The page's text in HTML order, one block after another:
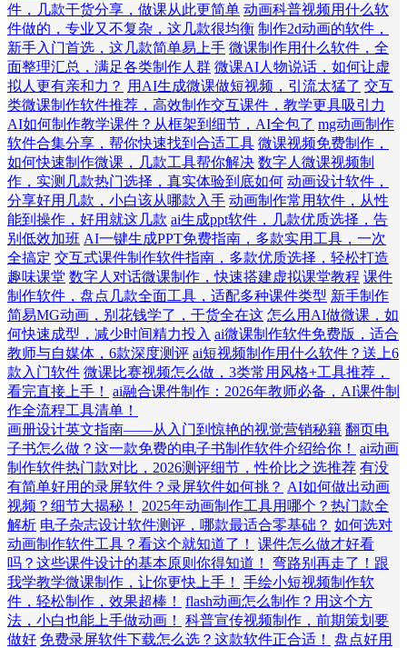
件，几款干货分享，做课从此更简单 动画科普视频用什么软
件做的，专业又不复杂，这几款很均衡 制作2d动画的软件，
新手入门首选，这几款简单易上手 微课制作用什么软件，全
面整理汇总，满足各类制作人群 微课AI人物说话，如何让虚
拟人更有亲和力？ 用AI生成微课做短视频，引流太猛了 交互
类微课制作软件推荐，高效制作交互课件，教学更具吸引力
AI如何制作教学课件？从框架到细节，AI全包了 mg动画制作
软件合集分享，帮你快速找到合适工具 微课视频免费制作，
如何快速制作微课，几款工具帮你解决 数字人微课视频制
作，实测几款热门选择，真实体验到底如何 动画设计软件，
分享好用几款，小白该从哪款入手 动画制作常用软件，从性
能到操作，好用就这几款 ai生成ppt软件，几款优质选择，告
别低效加班 AI一键生成PPT免费指南，多款实用工具，一次
全搞定 交互式课件制作软件指南，多款优质选择，轻松打造
趣味课堂 数字人对话微课制作，快速搭建虚拟课堂教程 课件
制作软件，盘点几款全面工具，适配多种课件类型 新手制作
简易MG动画，别花钱学了，干货全在这 怎么用AI做微课，如
何快速成型，减少时间精力投入 ai微课制作软件免费版，适合
教师与自媒体，6款深度测评 ai短视频制作用什么软件？送上6
款入门软件 微课比赛视频怎么做，3类常用风格+工具推荐，
看完直接上手！
ai融合课件制作：2026年教师必备，AI课件制
作全流程工具清单！
画册设计英文指南——从入门到惊艳的视觉营销秘籍 翻页电
子书怎么做？这一款免费的电子书制作软件介绍给你！
ai动画
制作软件热门款对比，2026测评细节，性价比之选推荐 有没
有简单好用的录屏软件？录屏软件如何挑？ AI如何做出动画
视频？细节大揭秘！
2025年动画制作工具用哪个？热门款全
解析 电子杂志设计软件测评，哪款最适合零基础？ 如何选对
动画制作软件工具？看这个就知道了！
课件怎么做才好看
吗？这些课件设计的基本原则你得知道！
弯路别再走了！跟
我学教学微课制作，让你更快上手！
手绘小短视频制作软
件，轻松制作，效果超棒！
flash动画怎么制作？用这个方
法，小白也能上手做动画！
科普宣传视频制作，前期策划要
做好 免费录屏软件下载怎么选？这款软件正合适！
盘点好用